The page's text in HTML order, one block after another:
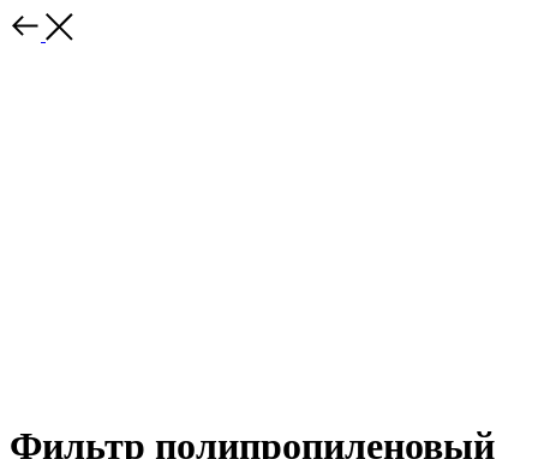
Фильтр полипропиленовый